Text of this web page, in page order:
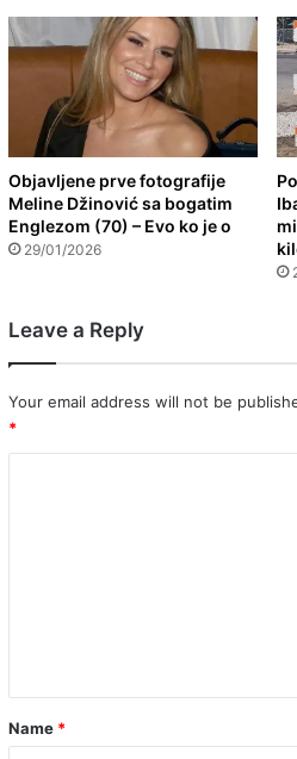
Objavljene prve fotografije
Meline Džinović sa bogatim
Englezom (70) – Evo ko je o
29/01/2026
Leave a Reply
Your email address will not be
*
*
Name *